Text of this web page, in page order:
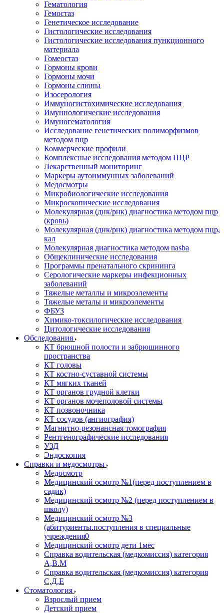
Гематология
Гемостаз
Генетическое исследование
Гистологические исследования
Гистологические исследования пункционного
материала
Гомеостаз
Гормоны крови
Гормоны мочи
Гормоны слюны
Изосерология
Иммуногистохимические исследования
Имуннологические исследования
Имуногематология
Исследование генетических полиморфизмов
методом пцр
Коммерческие профили
Комплексные исследования методом ПЦР
Лекарственный мониторинг
Маркеры аутоиммунных заболеваний
Медосмотры
Микробиологические исследования
Микроскопические исследования
Молекулярная (днк/рнк) диагностика методом пцр
(кровь)
Молекулярная (днк/рнк) диагностика методом пцр,
кал
Молекулярная диагностика методом nasba
Общеклинические исследования
Программы пренатального скрининга
Серологические маркеры инфекционных
заболеваний
Тяжелые металлы и микроэлементы
Тяжелые металы и микроэлементы
ФБУЗ
Химико-токсилогические исследования
Цитологические исследования
Обследования
КТ брюшной полости и забрюшинного
пространства
КТ головы
КТ костно-суставной системы
КТ мягких тканей
КТ органов грудной клетки
КТ органов мочеполовой системы
КТ позвоночника
КТ сосудов (ангиография)
Магнитно-резонансная томография
Рентгенографические исследования
УЗД
Эндоскопия
Справки и медосмотры
Медосмотр
Медицинский осмотр №1(перед поступлением в
садик)
Медицинский осмотр №2 (перед поступлением в
школу)
Медицинский осмотр №3
(абитуриенты.поступления в специальные
учреждения0
Медицинский осмотр дети 1мес
Справка водительская (медкомиссия) категория
А,В.М
Справка водительская (медкомиссия) категория
С,Д,Е
Стоматология
Взрослый прием
Детский прием